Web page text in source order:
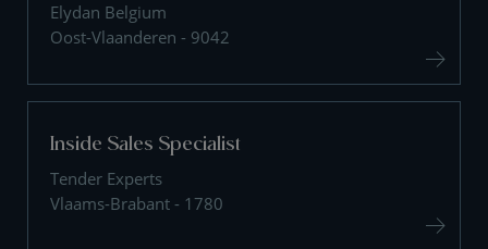
Elydan Belgium
Oost-Vlaanderen - 9042
Inside Sales Specialist
Tender Experts
Vlaams-Brabant - 1780